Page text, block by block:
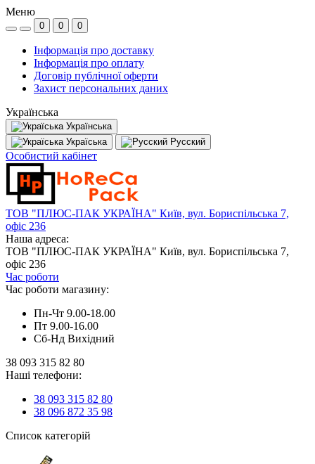
Меню
0 0 0
Інформація про доставку
Інформація про оплату
Договір публічної оферти
Захист персональних даних
Українська
Українська
Україська
Русский
Особистий кабінет
ТОВ "ПЛЮС-ПАК УКРАЇНА" Київ, вул. Бориспільська 7,
офіс 236
Наша адреса:
ТОВ "ПЛЮС-ПАК УКРАЇНА" Київ, вул. Бориспільська 7,
офіс 236
Час роботи
Час роботи магазину:
Пн-Чт 9.00-18.00
Пт 9.00-16.00
Сб-Нд Вихідний
38 093 315 82 80
Наші телефони:
38 093 315 82 80
38 096 872 35 98
Список категорій